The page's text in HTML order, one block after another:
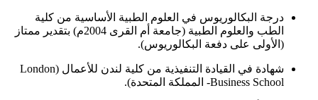
درجة البكالوريوس في العلوم الطبية الأساسية من كلية
الطب والعلوم الطبية (جامعة أم القرى 2004م) بتقدير ممتاز
(الأولى على دفعة البكالوريوس).
شهادة في القيادة التنفيذية من كلية لندن للأعمال (London
Business School- المملكة المتحدة).